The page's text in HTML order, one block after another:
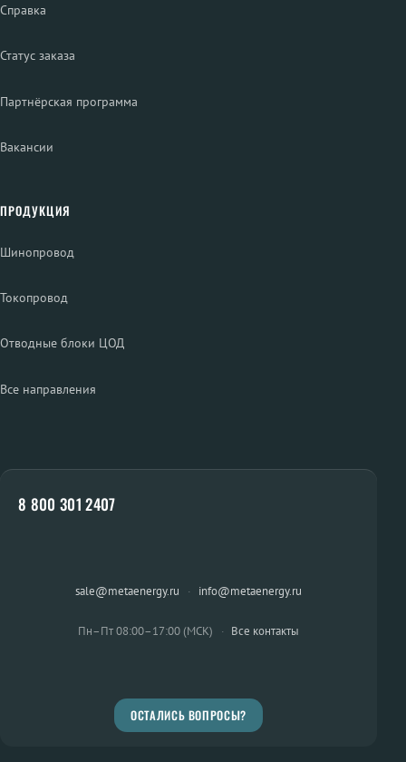
Справка
Статус заказа
Партнёрская программа
Вакансии
ПРОДУКЦИЯ
Шинопровод
Токопровод
Отводные блоки ЦОД
Все направления
8 800 301 2407
sale@metaenergy.ru · info@metaenergy.ru
Пн–Пт 08:00–17:00 (МСК) · Все контакты
ОСТАЛИСЬ ВОПРОСЫ?